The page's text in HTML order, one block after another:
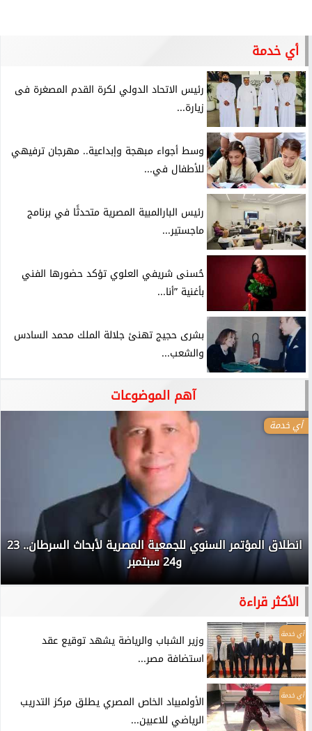
أي خدمة
رئيس الاتحاد الدولي لكرة القدم المصغرة فى
زيارة...
وسط أجواء مبهجة وإبداعية.. مهرجان ترفيهي
للأطفال في...
رئيس البارالمبية المصرية متحدثًا في برنامج
ماجستير...
حُسنى شريفي العلوي تؤكد حضورها الفني
بأغنية ”أنا...
بشرى حجيج تهنئ جلالة الملك محمد السادس
والشعب...
آهم الموضوعات
أي خدمة
انطلاق المؤتمر السنوي للجمعية المصرية لأبحاث السرطان.. 23
و24 سبتمبر
الأكثر قراءة
أي خدمة
وزير الشباب والرياضة يشهد توقيع عقد
استضافة مصر...
أي خدمة
الأولمبياد الخاص المصري يطلق مركز التدريب
الرياضي للاعبين...